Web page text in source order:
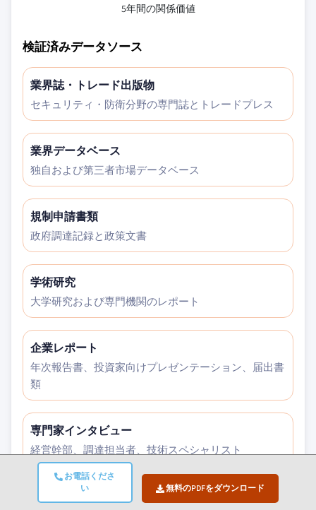
お電話くださ
い
無料のPDFをダウンロード
5年間の関係価値
検証済みデータソース
業界誌・トレード出版物
セキュリティ・防衛分野の専門誌とトレードプレス
業界データベース
独自および第三者市場データベース
規制申請書類
政府調達記録と政策文書
学術研究
大学研究および専門機関のレポート
企業レポート
年次報告書、投資家向けプレゼンテーション、届出書
類
専門家インタビュー
経営幹部、調達担当者、技術スペシャリスト
GMIアーカイブ